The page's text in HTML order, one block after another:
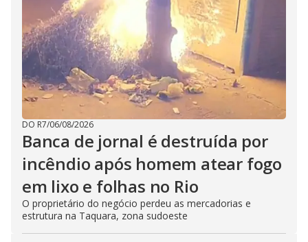
DO R7/06/08/2026
Banca de jornal é destruída por
incêndio após homem atear fogo
em lixo e folhas no Rio
O proprietário do negócio perdeu as mercadorias e
estrutura na Taquara, zona sudoeste